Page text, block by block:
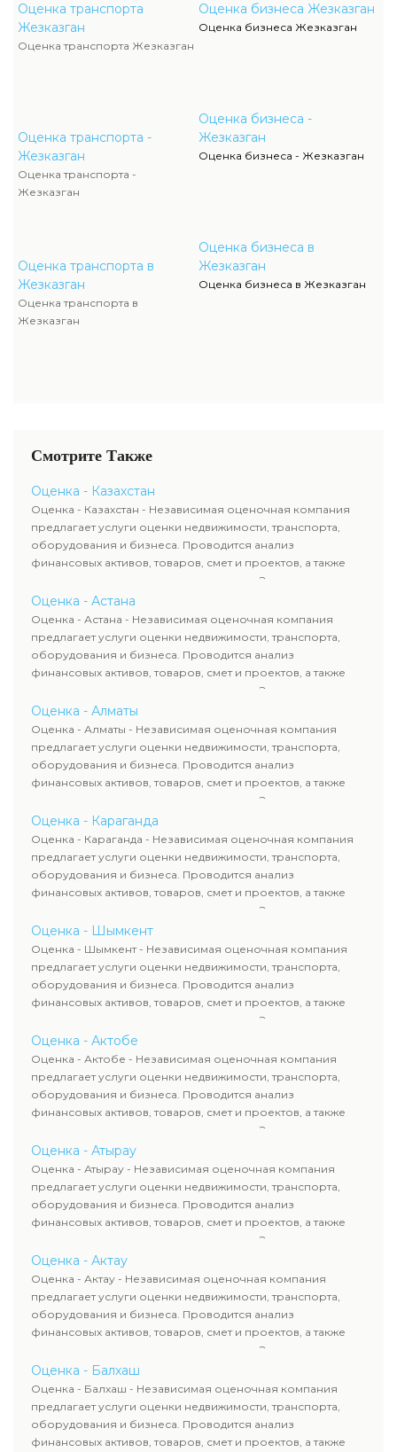
Оценка транспорта
Жезказган
Оценка транспорта Жезказган
Оценка транспорта -
Жезказган
Оценка транспорта -
Жезказган
Оценка транспорта в
Жезказган
Оценка транспорта в
Жезказган
Оценка бизнеса Жезказган
Оценка бизнеса Жезказган
Оценка бизнеса -
Жезказган
Оценка бизнеса - Жезказган
Оценка бизнеса в
Жезказган
Оценка бизнеса в Жезказган
Смотрите Также
Оценка - Казахстан
Оценка - Казахстан - Независимая оценочная компания
предлагает услуги оценки недвижимости, транспорта,
оборудования и бизнеса. Проводится анализ
финансовых активов, товаров, смет и проектов, а также
оценка животных и недропользования. Эксперты
определяют рыночную стоимость имущества и
рассчитывают ущерб. Все отчеты соответствуют
требованиям законодательства и используются для
сделок, кредитования и судебных процессов.
Оценка - Астана
Оценка - Астана - Независимая оценочная компания
предлагает услуги оценки недвижимости, транспорта,
оборудования и бизнеса. Проводится анализ
финансовых активов, товаров, смет и проектов, а также
оценка животных и недропользования. Эксперты
определяют рыночную стоимость имущества и
рассчитывают ущерб. Все отчеты соответствуют
требованиям законодательства и используются для
сделок, кредитования и судебных процессов.
Оценка - Алматы
Оценка - Алматы - Независимая оценочная компания
предлагает услуги оценки недвижимости, транспорта,
оборудования и бизнеса. Проводится анализ
финансовых активов, товаров, смет и проектов, а также
оценка животных и недропользования. Эксперты
определяют рыночную стоимость имущества и
рассчитывают ущерб. Все отчеты соответствуют
требованиям законодательства и используются для
сделок, кредитования и судебных процессов.
Оценка - Караганда
Оценка - Караганда - Независимая оценочная компания
предлагает услуги оценки недвижимости, транспорта,
оборудования и бизнеса. Проводится анализ
финансовых активов, товаров, смет и проектов, а также
оценка животных и недропользования. Эксперты
определяют рыночную стоимость имущества и
рассчитывают ущерб. Все отчеты соответствуют
требованиям законодательства и используются для
сделок, кредитования и судебных процессов.
Оценка - Шымкент
Оценка - Шымкент - Независимая оценочная компания
предлагает услуги оценки недвижимости, транспорта,
оборудования и бизнеса. Проводится анализ
финансовых активов, товаров, смет и проектов, а также
оценка животных и недропользования. Эксперты
определяют рыночную стоимость имущества и
рассчитывают ущерб. Все отчеты соответствуют
требованиям законодательства и используются для
сделок, кредитования и судебных процессов.
Оценка - Актобе
Оценка - Актобе - Независимая оценочная компания
предлагает услуги оценки недвижимости, транспорта,
оборудования и бизнеса. Проводится анализ
финансовых активов, товаров, смет и проектов, а также
оценка животных и недропользования. Эксперты
определяют рыночную стоимость имущества и
рассчитывают ущерб. Все отчеты соответствуют
требованиям законодательства и используются для
сделок, кредитования и судебных процессов.
Оценка - Атырау
Оценка - Атырау - Независимая оценочная компания
предлагает услуги оценки недвижимости, транспорта,
оборудования и бизнеса. Проводится анализ
финансовых активов, товаров, смет и проектов, а также
оценка животных и недропользования. Эксперты
определяют рыночную стоимость имущества и
рассчитывают ущерб. Все отчеты соответствуют
требованиям законодательства и используются для
сделок, кредитования и судебных процессов.
Оценка - Актау
Оценка - Актау - Независимая оценочная компания
предлагает услуги оценки недвижимости, транспорта,
оборудования и бизнеса. Проводится анализ
финансовых активов, товаров, смет и проектов, а также
оценка животных и недропользования. Эксперты
определяют рыночную стоимость имущества и
рассчитывают ущерб. Все отчеты соответствуют
требованиям законодательства и используются для
сделок, кредитования и судебных процессов.
Оценка - Балхаш
Оценка - Балхаш - Независимая оценочная компания
предлагает услуги оценки недвижимости, транспорта,
оборудования и бизнеса. Проводится анализ
финансовых активов, товаров, смет и проектов, а также